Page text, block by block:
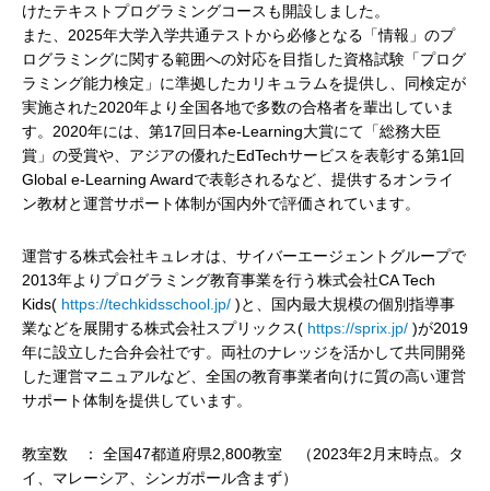
けたテキストプログラミングコースも開設しました。
また、2025年大学入学共通テストから必修となる「情報」のプ
ログラミングに関する範囲への対応を目指した資格試験「プログ
ラミング能力検定」に準拠したカリキュラムを提供し、同検定が
実施された2020年より全国各地で多数の合格者を輩出していま
す。2020年には、第17回日本e-Learning大賞にて「総務大臣
賞」の受賞や、アジアの優れたEdTechサービスを表彰する第1回
Global e-Learning Awardで表彰されるなど、提供するオンライ
ン教材と運営サポート体制が国内外で評価されています。
運営する株式会社キュレオは、サイバーエージェントグループで
2013年よりプログラミング教育事業を行う株式会社CA Tech
Kids( https://techkidsschool.jp/ )と、国内最大規模の個別指導事
業などを展開する株式会社スプリックス( https://sprix.jp/ )が2019
年に設立した合弁会社です。両社のナレッジを活かして共同開発
した運営マニュアルなど、全国の教育事業者向けに質の高い運営
サポート体制を提供しています。
教室数 ： 全国47都道府県2,800教室 （2023年2月末時点。タ
イ、マレーシア、シンガポール含まず）